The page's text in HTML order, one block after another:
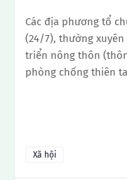
Các địa phương tổ
(24/7), thường
triển nông thôn
phòng chống thiên
Xã hội